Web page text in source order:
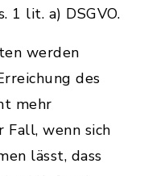
1 lit. a) DSGVO.
werden
des
mehr
Fall, wenn sich
lässt, dass